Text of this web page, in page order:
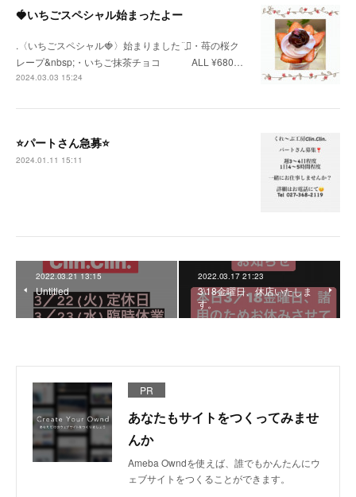
🍓いちごスペシャル始まったよー
.〈いちごスペシャル🍓〉始まりました¨̮⃝・苺の桜ク
レープ&nbsp;・いちご抹茶チョコ ⠀ ⠀ ⠀ ALL ¥680…
2024.03.03 15:24
⭐️パートさん急募⭐️
2024.01.11 15:11
2022.03.21 13:15
Untitled
2022.03.17 21:23
3\18金曜日、休店いたしま
す。
PR
あなたもサイトをつくってみませ
んか
Ameba Owndを使えば、誰でもかんたんにウ
ェブサイトをつくることができます。